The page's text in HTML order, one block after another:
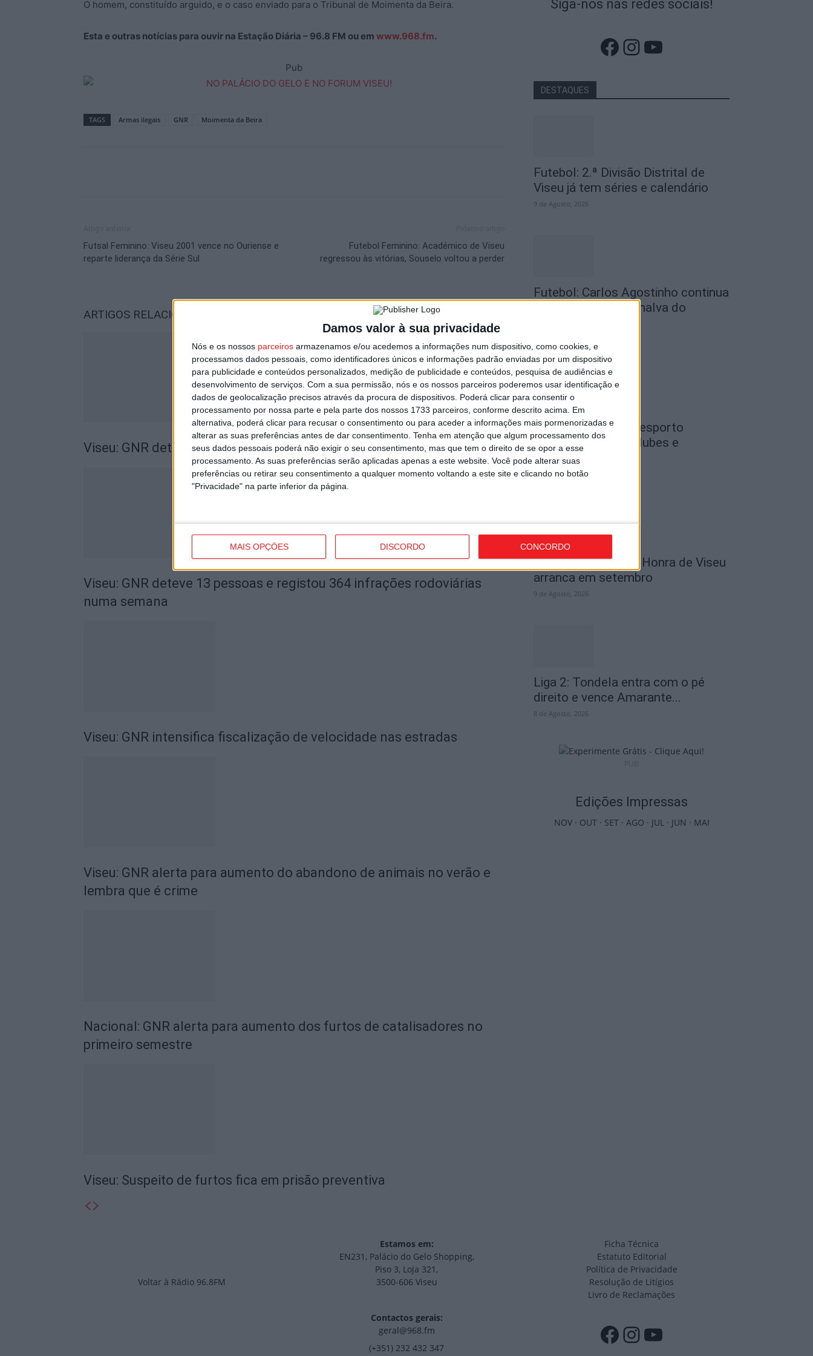
Damos valor à sua privacidade
Nós e os nossos parceiros armazenamos e/ou acedemos a informações num dispositivo, como cookies, e
processamos dados pessoais, como identificadores únicos e informações padrão enviadas por um dispositivo
para publicidade e conteúdos personalizados, medição de publicidade e conteúdos, pesquisa de audiências e
desenvolvimento de serviços. Com a sua permissão, nós e os nossos parceiros poderemos usar identificação e
dados de geolocalização precisos através da procura de dispositivos. Poderá clicar para consentir o
processamento por nossa parte e pela parte dos nossos 1733 parceiros, conforme descrito acima. Em
alternativa, poderá clicar para recusar o consentimento ou para aceder a informações mais pormenorizadas e
alterar as suas preferências antes de dar consentimento. Tenha em atenção que algum processamento dos
seus dados pessoais poderá não exigir o seu consentimento, mas que tem o direito de se opor a esse
processamento. As suas preferências serão aplicadas apenas a este website. Você pode alterar suas
preferências ou retirar seu consentimento a qualquer momento voltando a este site e clicando no botão
"Privacidade" na parte inferior da página.
MAIS OPÇÕES DISCORDO CONCORDO
O homem, constituído arguido, e o caso enviado para o Tribunal de Moimenta da Beira.
Esta e outras notícias para ouvir na Estação Diária – 96.8 FM ou em www.968.fm.
Pub
TAGS Armas ilegais GNR Moimenta da Beira
Futsal Feminino: Viseu 2001 vence no Ouriense e
reparte liderança da Série Sul
Futebol Feminino: Académico de Viseu
regressou às vitórias, Souselo voltou a perder
ARTIGOS RELACIONADOS
Viseu: GNR detém sete suspeitos por furto de cobre na região
Viseu: GNR deteve 13 pessoas e registou 364 infrações rodoviárias
numa semana
Viseu: GNR intensifica fiscalização de velocidade nas estradas
Viseu: GNR alerta para aumento do abandono de animais no verão e
lembra que é crime
Nacional: GNR alerta para aumento dos furtos de catalisadores no
primeiro semestre
Viseu: Suspeito de furtos fica em prisão preventiva
Siga-nos nas redes sociais!
Facebook
Instagram
YouTube
DESTAQUES
Futebol: 2.ª Divisão Distrital de
Viseu já tem séries e calendário
9 de Agosto, 2026
Futebol: Carlos Agostinho continua
no comando do Penalva do
Tondela: Gala do Desporto
distingue atletas, clubes e
dirigentes a 26...
9 de Agosto, 2026
Futebol: Divisão de Honra de Viseu
arranca em setembro
9 de Agosto, 2026
Liga 2: Tondela entra com o pé
direito e vence Amarante...
8 de Agosto, 2026
Edições Impressas
NOV· OUT· SET· AGO · JUL· JUN · MAI
Voltar à Rádio 96.8FM
Estamos em:
EN231, Palácio do Gelo Shopping,
Piso 3, Loja 321,
3500-606 Viseu
Contactos gerais:
geral@968.fm
(+351) 232 432 347
Ficha Técnica
Estatuto Editorial
Política de Privacidade
Resolução de Litígios
Livro de Reclamações
Facebook
Instagram
YouTube